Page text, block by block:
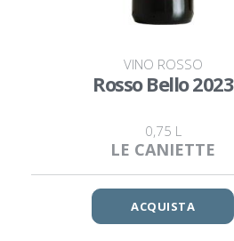
VINO ROSSO
Rosso Bello 2023
0,75 L
LE CANIETTE
ACQUISTA